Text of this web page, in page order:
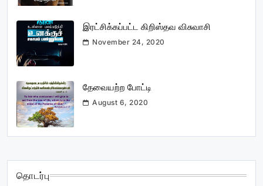
இரட்சிக்கப்பட்ட கிறிஸ்தவ விசுவாசி
November 24, 2020
தேவையற்ற போட்டி
August 6, 2020
தொடர்பு